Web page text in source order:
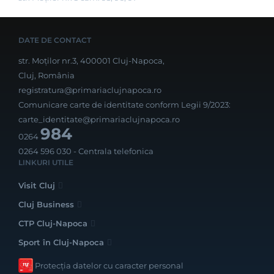
DATE DE CONTACT
str. Moților nr.3, 400001 Cluj-Napoca,
Cluj, România
registratura@primariaclujnapoca.ro
Comunicare carte de identitate conform Legii 9/2023:
carte_identitate@primariaclujnapoca.ro
0264984
0264 596 030 - Centrala telefonica
LINKURI UTILE
Visit Cluj
Cluj Business
CTP Cluj-Napoca
Sport în Cluj-Napoca
Protecția datelor cu caracter personal